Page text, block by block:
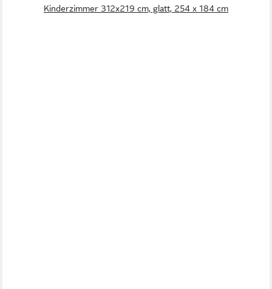
Kinderzimmer 312x219 cm, glatt, 254 x 184 cm